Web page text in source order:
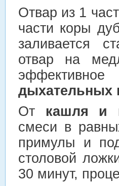
Отвар из 1
части коры
заливается
отвар на
дыхательных
От кашля и
смеси в
примулы и
столовой
30 минут,